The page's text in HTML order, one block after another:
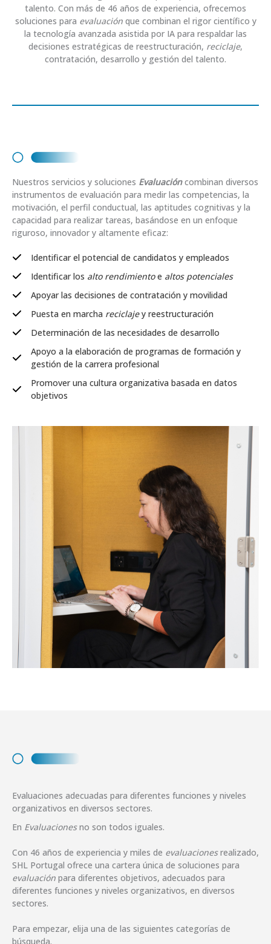
talento. Con más de 46 años de experiencia, ofrecemos
soluciones para evaluación que combinan el rigor científico y
la tecnología avanzada asistida por IA para respaldar las
decisiones estratégicas de reestructuración, reciclaje,
contratación, desarrollo y gestión del talento.
Nuestros servicios y soluciones Evaluación combinan diversos
instrumentos de evaluación para medir las competencias, la
motivación, el perfil conductual, las aptitudes cognitivas y la
capacidad para realizar tareas, basándose en un enfoque
riguroso, innovador y altamente eficaz:
Identificar el potencial de candidatos y empleados
Identificar los alto rendimientoe altos potenciales
Apoyar las decisiones de contratación y movilidad
Puesta en marcha reciclajey reestructuración
Determinación de las necesidades de desarrollo
Apoyo a la elaboración de programas de formación y
gestión de la carrera profesional
Promover una cultura organizativa basada en datos
objetivos
Evaluaciones adecuadas para diferentes funciones y niveles
organizativos en diversos sectores.
En Evaluacionesno son todos iguales.
Con 46 años de experiencia y miles de evaluacionesrealizado,
SHL Portugal ofrece una cartera única de soluciones para
evaluación para diferentes objetivos, adecuados para
diferentes funciones y niveles organizativos, en diversos
sectores.
Para empezar, elija una de las siguientes categorías de
búsqueda.